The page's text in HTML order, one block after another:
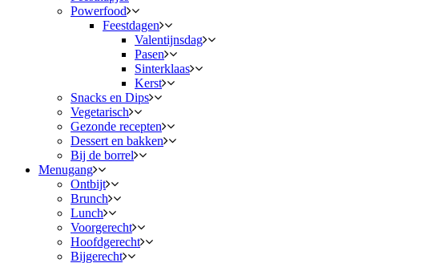
Powerfood
Feestdagen
Valentijnsdag
Pasen
Sinterklaas
Kerst
Snacks en Dips
Vegetarisch
Gezonde recepten
Dessert en bakken
Bij de borrel
Menugang
Ontbijt
Brunch
Lunch
Voorgerecht
Hoofdgerecht
Bijgerecht